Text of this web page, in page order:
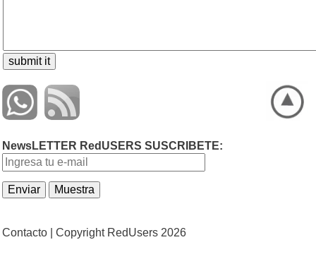
NewsLETTER RedUSERS SUSCRIBETE:
Contacto | Copyright RedUsers 2026